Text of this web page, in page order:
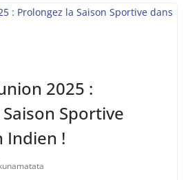
2025 :
Sportive
Indien !